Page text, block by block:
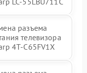
разъема
телевизора
4T-C65FV1X